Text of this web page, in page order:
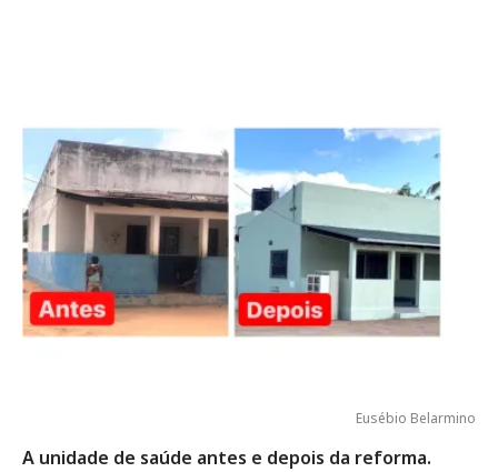
Eusébio Belarmino
A unidade de saúde antes e depois da reforma.